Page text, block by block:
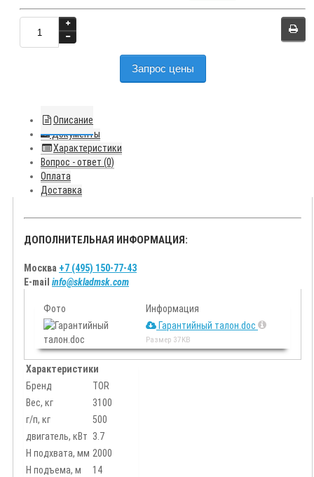
Запрос цены
Описание
Документы
Характеристики
Вопрос - ответ (0)
Оплата
Доставка
ДОПОЛНИТЕЛЬНАЯ ИНФОРМАЦИЯ:
Москва +7 (495) 150-77-43
E-mail info@skladmsk.com
Фото
Информация
Гарантийный талон.doc
Размер 37KB
Характеристики
Бренд
TOR
Вес, кг
3100
г/п, кг
500
двигатель, кВт 3.7
Н подхвата, мм 2000
Н подъема, м
14